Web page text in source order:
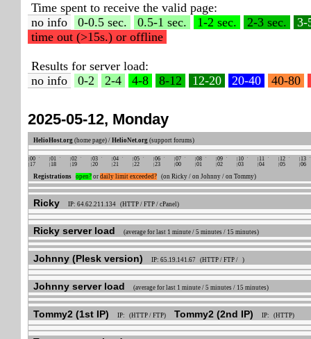
Time spent to receive the valid page:
no info
0-0.5 sec. 0.5-1 sec. 1-2 sec. 2-3 sec.
3-
time out (>15s.) or offline
Results for server load:
no info
0-2 2-4 4-8 8-12 12-20 20-40 40-80
2025-05-12, Monday
HelioHost.org (home page) / HelioNet.org (support forums)
Registrations open? or daily limit exceeded? (on Ricky / on Johnny / on Tommy)
Ricky IP: 64.62.211.134 (HTTP / FTP / cPanel)
Ricky server load (average for last 1 minute / 5 minutes / 15 minutes)
Johnny (Plesk version) IP: 65.19.141.67 (HTTP / FTP / )
Johnny server load (average for last 1 minute / 5 minutes / 15 minutes)
Tommy2 (1st IP) IP: (HTTP / FTP) Tommy2 (2nd IP) IP: (HTTP)
00 01 02 03 04 05 06 07 08 09 10 11 12
13
17
18 19 20 21 22 23 00 01 02 03 04 05 06